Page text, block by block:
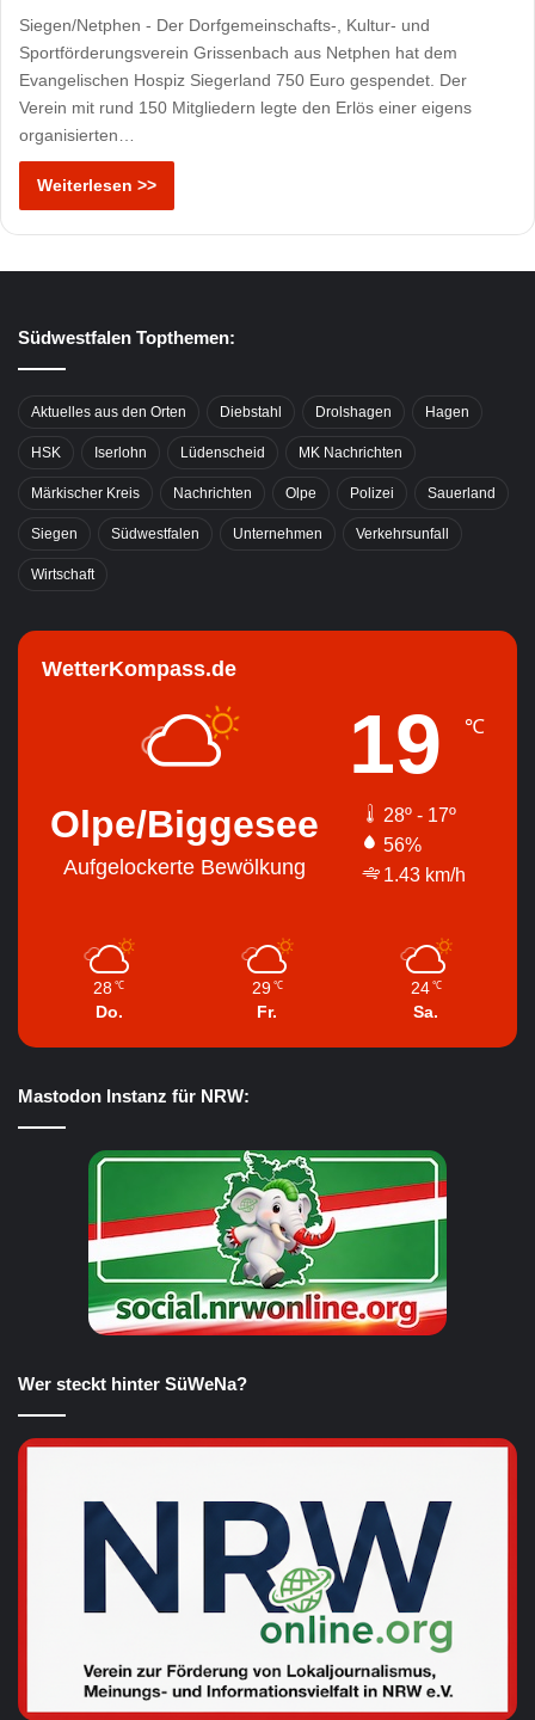
Siegen/Netphen - Der Dorfgemeinschafts-, Kultur- und
Sportförderungsverein Grissenbach aus Netphen hat dem
Evangelischen Hospiz Siegerland 750 Euro gespendet. Der
Verein mit rund 150 Mitgliedern legte den Erlös einer eigens
organisierten…
Weiterlesen >>
Südwestfalen Topthemen:
Aktuelles aus den Orten Diebstahl Drolshagen Hagen
HSK Iserlohn Lüdenscheid MK Nachrichten
Märkischer Kreis Nachrichten Olpe Polizei Sauerland
Siegen Südwestfalen Unternehmen Verkehrsunfall
Wirtschaft
WetterKompass.de
Olpe/Biggesee
Aufgelockerte Bewölkung
19 ℃
28º - 17º
56%
1.43 km/h
28 ℃
Do.
29 ℃
Fr.
24 ℃
Sa.
Mastodon Instanz für NRW:
Wer steckt hinter SüWeNa?